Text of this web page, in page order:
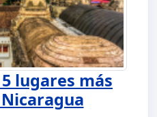
lugares más